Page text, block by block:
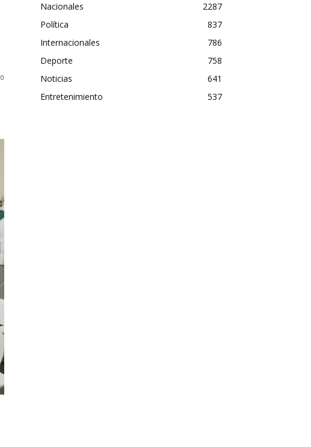
0
Nacionales
2287
Política
837
Internacionales
786
Deporte
758
Noticias
641
Entretenimiento
537